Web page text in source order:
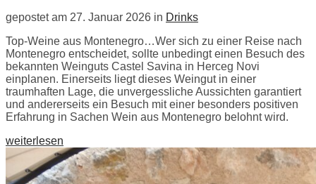
gepostet am 27. Januar 2026 in Drinks
Top-Weine aus Montenegro…Wer sich zu einer Reise nach
Montenegro entscheidet, sollte unbedingt einen Besuch des
bekannten Weinguts Castel Savina in Herceg Novi
einplanen. Einerseits liegt dieses Weingut in einer
traumhaften Lage, die unvergessliche Aussichten garantiert
und andererseits ein Besuch mit einer besonders positiven
Erfahrung in Sachen Wein aus Montenegro belohnt wird.
weiterlesen